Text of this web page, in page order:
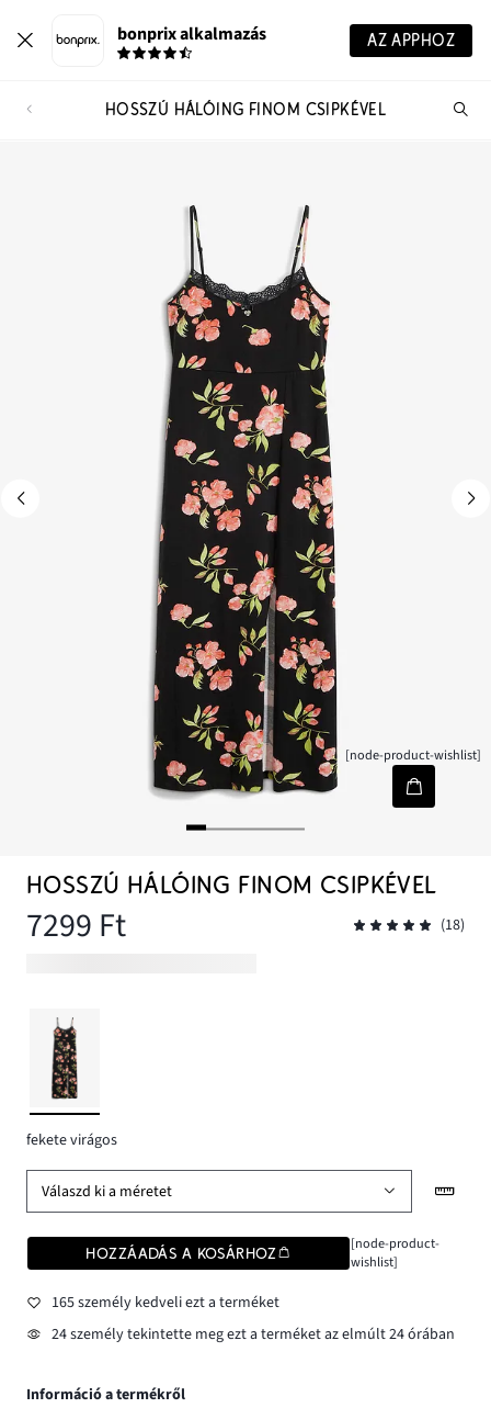
bonprix alkalmazás AZ APPHOZ
HOSSZÚ HÁLÓING FINOM CSIPKÉVEL
[node-product-wishlist]
HOSSZÚ HÁLÓING FINOM CSIPKÉVEL
7299 Ft (18)
fekete virágos
Válaszd ki a méretet
HOZZÁADÁS A KOSÁRHOZ
[node-product-
wishlist]
165 személy kedveli ezt a terméket
24 személy tekintette meg ezt a terméket az elmúlt 24 órában
Információ a termékről